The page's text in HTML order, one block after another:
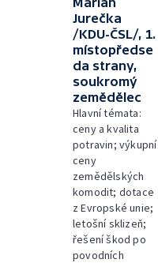
Jurečka
/KDU-ČSL/, 1.
místopředse
da strany,
soukromý
zemědělec
Hlavní témata:
ceny a kvalita
potravin; výkupní
ceny
zemědělských
komodit; dotace
z Evropské unie;
letošní sklizeň;
řešení škod po
povodních